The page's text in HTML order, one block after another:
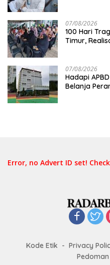
07/08/2026
100 Hari
Timur,
07/08/2026
Hadapi
Belanja
Error, no Advert ID set!
Kode Etik Privacy